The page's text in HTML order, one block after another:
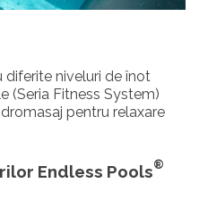
diferite niveluri de înot
(Seria Fitness System)
pentru relaxare
Endless Pools®